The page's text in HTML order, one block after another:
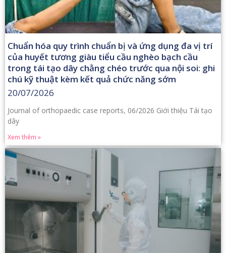
Chuẩn hóa quy trình chuẩn bị và ứng dụng đa vị trí
của huyết tương giàu tiểu cầu nghèo bạch cầu
trong tái tạo dây chằng chéo trước qua nội soi: ghi
chú kỹ thuật kèm kết quả chức năng sớm
20/07/2026
Journal of orthopaedic case reports, 06/2026 Giới thiệu Tái tạo
dây
Xem thêm »